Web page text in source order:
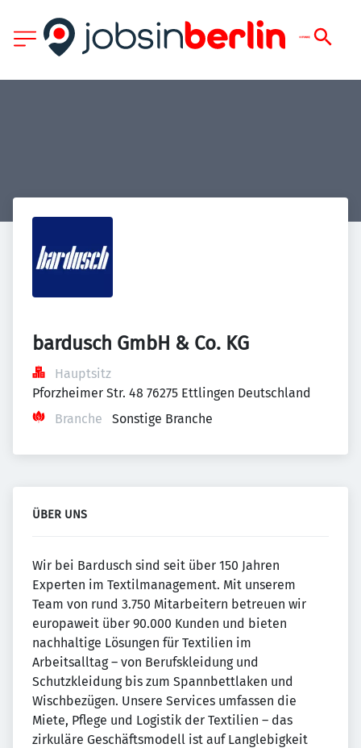
bardusch GmbH & Co. KG
Hauptsitz
Pforzheimer Str. 48 76275 Ettlingen Deutschland
Branche
Sonstige Branche
ÜBER UNS
Wir bei Bardusch sind seit über 150 Jahren
Experten im Textilmanagement. Mit unserem
Team von rund 3.750 Mitarbeitern betreuen wir
europaweit über 90.000 Kunden und bieten
nachhaltige Lösungen für Textilien im
Arbeitsalltag – von Berufskleidung und
Schutzkleidung bis zum Spannbettlaken und
Wischbezügen. Unsere Services umfassen die
Miete, Pflege und Logistik der Textilien – das
zirkuläre Geschäftsmodell ist auf Langlebigkeit